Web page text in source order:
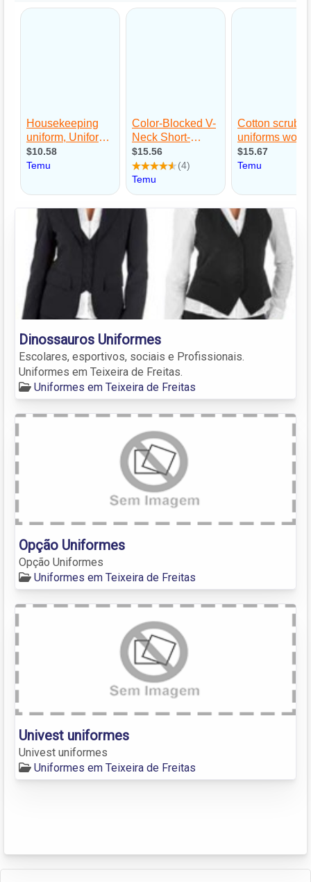
Dinossauros Uniformes
Escolares, esportivos, sociais e Profissionais.
Uniformes em Teixeira de Freitas.
Uniformes em Teixeira de Freitas
Opção Uniformes
Opção Uniformes
Uniformes em Teixeira de Freitas
Univest uniformes
Univest uniformes
Uniformes em Teixeira de Freitas